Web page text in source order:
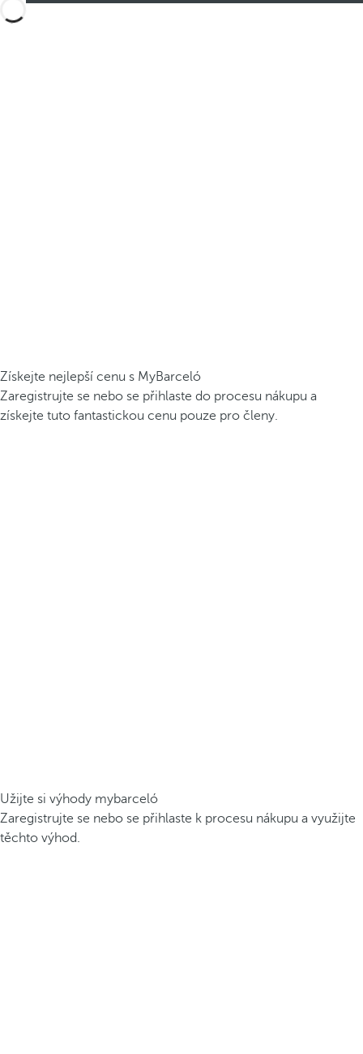
Získejte nejlepší cenu s MyBarceló
Zaregistrujte se nebo se přihlaste do procesu nákupu a
získejte tuto fantastickou cenu pouze pro členy.
Užijte si výhody mybarceló
Zaregistrujte se nebo se přihlaste k procesu nákupu a využijte
těchto výhod.